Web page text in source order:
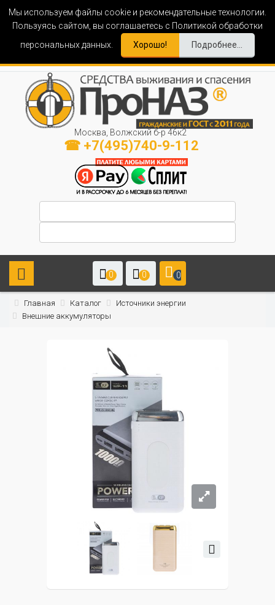
Мы используем файлы cookie и рекомендательные технологии.
Пользуясь сайтом, вы соглашаетесь с Политикой обработки
персональных данных.
Хорошо! Подробнее...
Москва, Волжский б-р 46к2
☎ +7(495)740-9-112
0 0 0
Главная Каталог
Источники энергии
Внешние аккумуляторы